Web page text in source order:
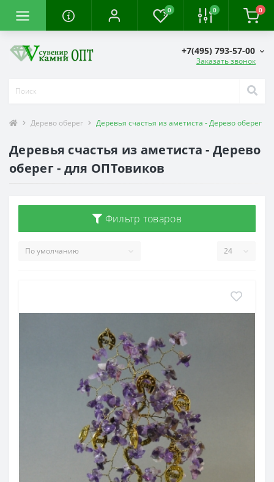
0 0 0
+7(495) 793-57-00
Заказать звонок
Дерево оберег Деревья счастья из аметиста - Дерево оберег
Деревья счастья из аметиста - Дерево
оберег - для ОПТовиков
Фильтр товаров